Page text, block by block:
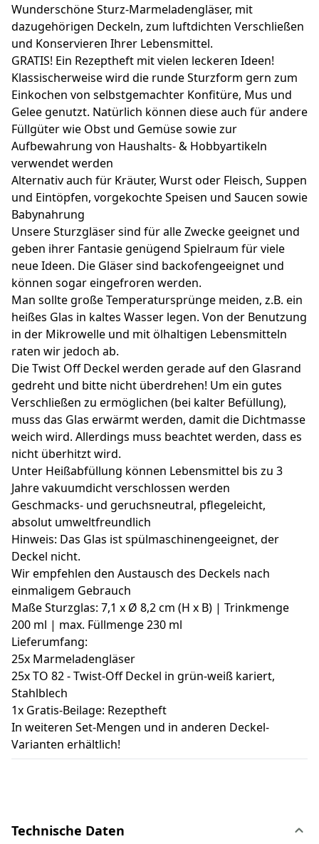
Wunderschöne Sturz-Marmeladengläser, mit
dazugehörigen Deckeln, zum luftdichten Verschließen
und Konservieren Ihrer Lebensmittel.
GRATIS! Ein Rezeptheft mit vielen leckeren Ideen!
Klassischerweise wird die runde Sturzform gern zum
Einkochen von selbstgemachter Konfitüre, Mus und
Gelee genutzt. Natürlich können diese auch für andere
Füllgüter wie Obst und Gemüse sowie zur
Aufbewahrung von Haushalts- & Hobbyartikeln
verwendet werden
Alternativ auch für Kräuter, Wurst oder Fleisch, Suppen
und Eintöpfen, vorgekochte Speisen und Saucen sowie
Babynahrung
Unsere Sturzgläser sind für alle Zwecke geeignet und
geben ihrer Fantasie genügend Spielraum für viele
neue Ideen. Die Gläser sind backofengeeignet und
können sogar eingefroren werden.
Man sollte große Temperatursprünge meiden, z.B. ein
heißes Glas in kaltes Wasser legen. Von der Benutzung
in der Mikrowelle und mit ölhaltigen Lebensmitteln
raten wir jedoch ab.
Die Twist Off Deckel werden gerade auf den Glasrand
gedreht und bitte nicht überdrehen! Um ein gutes
Verschließen zu ermöglichen (bei kalter Befüllung),
muss das Glas erwärmt werden, damit die Dichtmasse
weich wird. Allerdings muss beachtet werden, dass es
nicht überhitzt wird.
Unter Heißabfüllung können Lebensmittel bis zu 3
Jahre vakuumdicht verschlossen werden
Geschmacks- und geruchsneutral, pflegeleicht,
absolut umweltfreundlich
Hinweis: Das Glas ist spülmaschinengeeignet, der
Deckel nicht.
Wir empfehlen den Austausch des Deckels nach
einmaligem Gebrauch
Maße Sturzglas: 7,1 x Ø 8,2 cm (H x B) | Trinkmenge
200 ml | max. Füllmenge 230 ml
Lieferumfang:
25x Marmeladengläser
25x TO 82 - Twist-Off Deckel in grün-weiß kariert,
Stahlblech
1x Gratis-Beilage: Rezeptheft
In weiteren Set-Mengen und in anderen Deckel-
Varianten erhältlich!
Technische Daten